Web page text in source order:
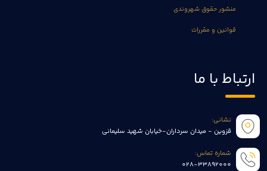
منشور حقوق شهروندی
قوانین و مقررات
ارتباط با ما
نشانی:
قزوین - میدان سرداران-خیابان شهید سلیمانی
شماره تماس:
028-33892000